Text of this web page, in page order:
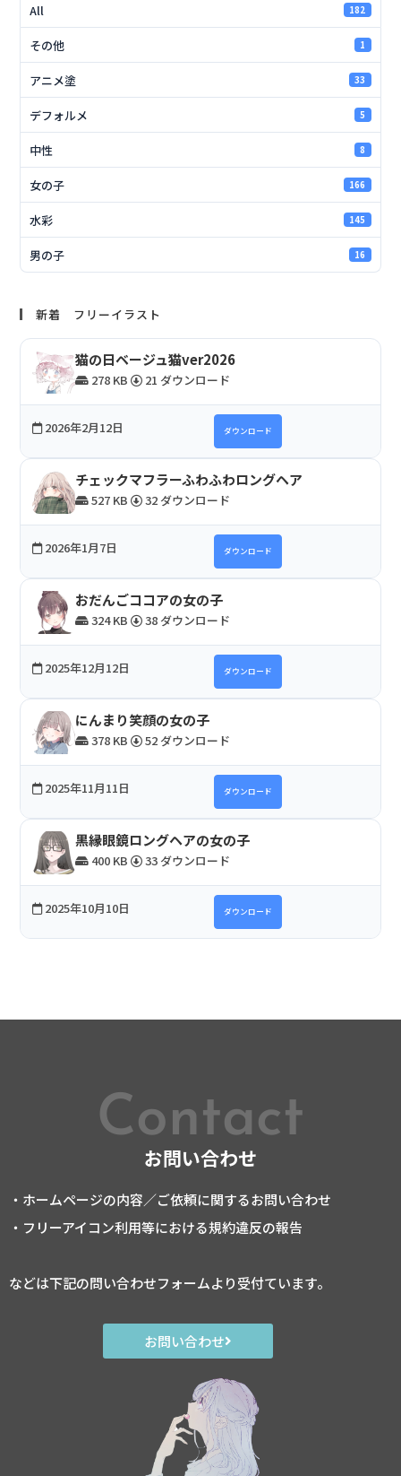
All 182
その他 1
アニメ塗 33
デフォルメ 5
中性 8
女の子 166
水彩 145
男の子 16
新着 フリーイラスト
猫の日ベージュ猫ver2026
278 KB 21 ダウンロード
2026年2月12日 ダウンロード
チェックマフラーふわふわロングヘア
527 KB 32 ダウンロード
2026年1月7日 ダウンロード
おだんごココアの女の子
324 KB 38 ダウンロード
2025年12月12日 ダウンロード
にんまり笑顔の女の子
378 KB 52 ダウンロード
2025年11月11日 ダウンロード
黒縁眼鏡ロングヘアの女の子
400 KB 33 ダウンロード
2025年10月10日 ダウンロード
Contact
お問い合わせ
・ホームページの内容／ご依頼に関するお問い合わせ
・フリーアイコン利用等における規約違反の報告
などは下記の問い合わせフォームより受付ています。
お問い合わせ